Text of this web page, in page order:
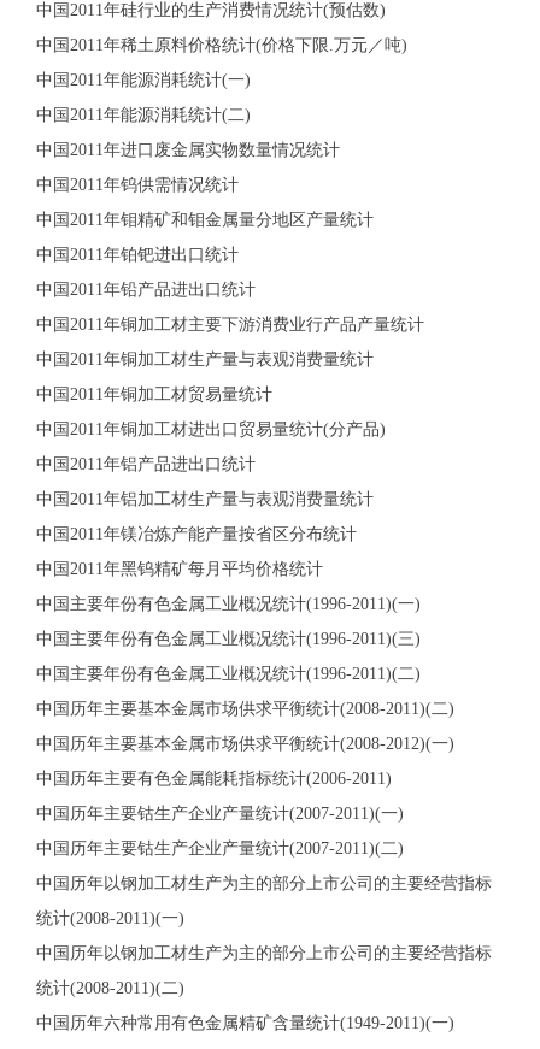
中国2011年硅行业的生产消费情况统计(预估数)
中国2011年稀土原料价格统计(价格下限.万元／吨)
中国2011年能源消耗统计(一)
中国2011年能源消耗统计(二)
中国2011年进口废金属实物数量情况统计
中国2011年钨供需情况统计
中国2011年钼精矿和钼金属量分地区产量统计
中国2011年铂钯进出口统计
中国2011年铅产品进出口统计
中国2011年铜加工材主要下游消费业行产品产量统计
中国2011年铜加工材生产量与表观消费量统计
中国2011年铜加工材贸易量统计
中国2011年铜加工材进出口贸易量统计(分产品)
中国2011年铝产品进出口统计
中国2011年铝加工材生产量与表观消费量统计
中国2011年镁冶炼产能产量按省区分布统计
中国2011年黑钨精矿每月平均价格统计
中国主要年份有色金属工业概况统计(1996-2011)(一)
中国主要年份有色金属工业概况统计(1996-2011)(三)
中国主要年份有色金属工业概况统计(1996-2011)(二)
中国历年主要基本金属市场供求平衡统计(2008-2011)(二)
中国历年主要基本金属市场供求平衡统计(2008-2012)(一)
中国历年主要有色金属能耗指标统计(2006-2011)
中国历年主要钴生产企业产量统计(2007-2011)(一)
中国历年主要钴生产企业产量统计(2007-2011)(二)
中国历年以钢加工材生产为主的部分上市公司的主要经营指标
统计(2008-2011)(一)
中国历年以钢加工材生产为主的部分上市公司的主要经营指标
统计(2008-2011)(二)
中国历年六种常用有色金属精矿含量统计(1949-2011)(一)